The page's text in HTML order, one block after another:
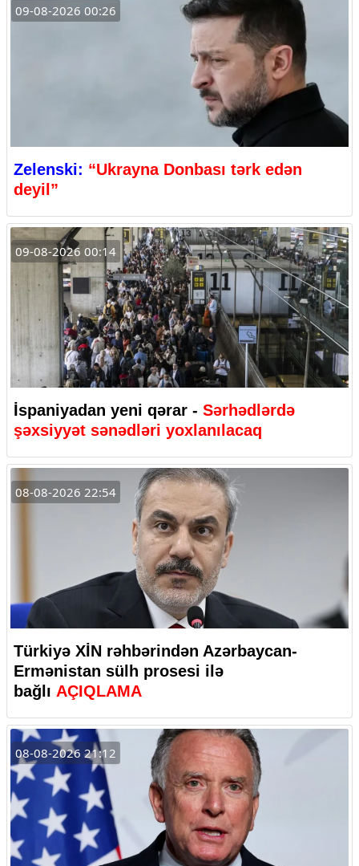
09-08-2026 00:26
Zelenski: “Ukrayna Donbası tərk edən
deyil”
09-08-2026 00:14
İspaniyadan yeni qərar - Sərhədlərdə
şəxsiyyət sənədləri yoxlanılacaq
08-08-2026 22:54
Türkiyə XİN rəhbərindən Azərbaycan-
Ermənistan sülh prosesi ilə
bağlı AÇIQLAMA
08-08-2026 21:12